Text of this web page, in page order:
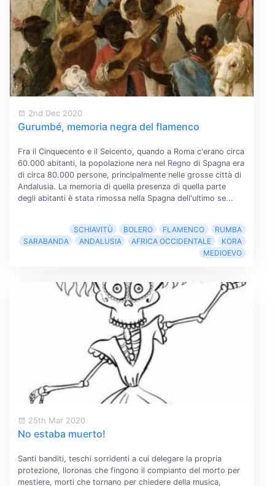
2nd Dec 2020
Gurumbé, memoria negra del flamenco
Fra il Cinquecento e il Seicento, quando a Roma c'erano circa
60.000 abitanti, la popolazione nera nel Regno di Spagna era
di circa 80.000 persone, principalmente nelle grosse città di
Andalusia. La memoria di quella presenza di quella parte
degli abitanti è stata rimossa nella Spagna dell'ultimo se...
SCHIAVITÙ BOLERO FLAMENCO
RUMBA
SARABANDA
ANDALUSIA AFRICA OCCIDENTALE
KORA
MEDIOEVO
25th Mar 2020
No estaba muerto!
Santi banditi, teschi sorridenti a cui delegare la propria
protezione, lloronas che fingono il compianto del morto per
mestiere, morti che tornano per chiedere della musica,